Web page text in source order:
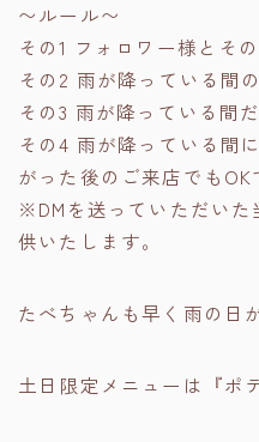
〜ルール〜
その1 フォロワー様とそ
その2 雨が降っている間
その3 雨が降っている間
その4 雨が降っている間
がった後のご来店でもOK
※DMを送っていただい
供いたします。
たべちゃんも早く雨の日
土日限定メニューは『ポ